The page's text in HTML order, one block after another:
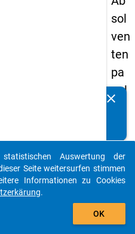
sol
ven
ten
pa
nel
05
-
ers
clear
auto_stories
add_shopping_cart
Auswertung der
Seite weitersurfen stimmen
Informationen zu Cookies
.
OK